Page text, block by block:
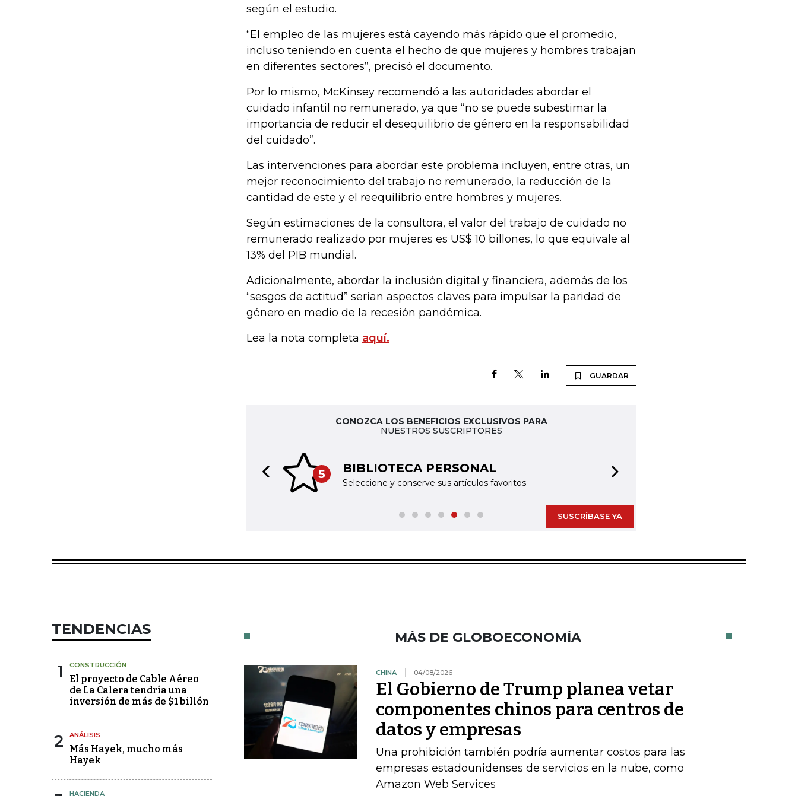
según el estudio.
“El empleo de las mujeres está cayendo más rápido que el promedio,
incluso teniendo en cuenta el hecho de que mujeres y hombres trabajan
en diferentes sectores”, precisó el documento.
Por lo mismo, McKinsey recomendó a las autoridades abordar el
cuidado infantil no remunerado, ya que “no se puede subestimar la
importancia de reducir el desequilibrio de género en la responsabilidad
del cuidado”.
Las intervenciones para abordar este problema incluyen, entre otras, un
mejor reconocimiento del trabajo no remunerado, la reducción de la
cantidad de este y el reequilibrio entre hombres y mujeres.
Según estimaciones de la consultora, el valor del trabajo de cuidado no
remunerado realizado por mujeres es US$ 10 billones, lo que equivale al
13% del PIB mundial.
Adicionalmente, abordar la inclusión digital y financiera, además de los
“sesgos de actitud” serían aspectos claves para impulsar la paridad de
género en medio de la recesión pandémica.
Lea la nota completa aquí.
GUARDAR
CONOZCA LOS BENEFICIOS EXCLUSIVOS PARA
NUESTROS SUSCRIPTORES
5 BIBLIOTECA PERSONAL
Seleccione y conserve sus artículos favoritos
Previous slide
SUSCRÍBASE YA
TENDENCIAS
1 CONSTRUCCIÓN
El proyecto de Cable Aéreo
de La Calera tendría una
inversión de más de $1 billón
2 ANÁLISIS
Más Hayek, mucho más
Hayek
HACIENDA
MÁS DE GLOBOECONOMÍA
CHINA 04/08/2026
El Gobierno de Trump planea vetar
componentes chinos para centros de
datos y empresas
Una prohibición también podría aumentar costos para las
empresas estadounidenses de servicios en la nube, como
Amazon Web Services